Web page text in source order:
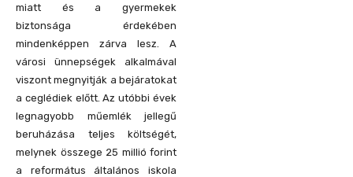
miatt és a gyermekek
biztonsága érdekében
mindenképpen zárva lesz. A
városi ünnepségek alkalmával
viszont megnyitják a bejáratokat
a ceglédiek előtt. Az utóbbi évek
legnagyobb műemlék jellegű
beruházása teljes költségét,
melynek összege 25 millió forint
a református általános iskola